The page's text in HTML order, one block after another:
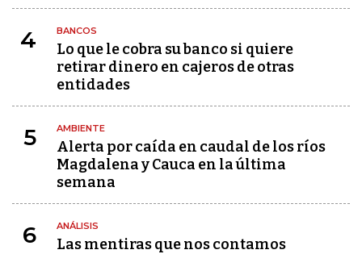
4 BANCOS
Lo que le cobra su banco si quiere
retirar dinero en cajeros de otras
entidades
5 AMBIENTE
Alerta por caída en caudal de los ríos
Magdalena y Cauca en la última
semana
6 ANÁLISIS
Las mentiras que nos contamos